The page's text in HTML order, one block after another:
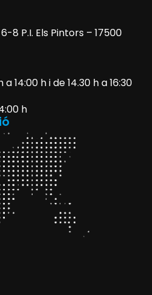
8 P.I. Els Pintors – 17500
14:00 h i de 14.30 h a 16:30
h